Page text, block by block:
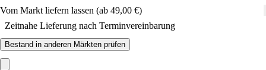
Vom Markt liefern lassen (ab 49,00 €)
Zeitnahe Lieferung nach Terminvereinbarung
Bestand in anderen Märkten prüfen